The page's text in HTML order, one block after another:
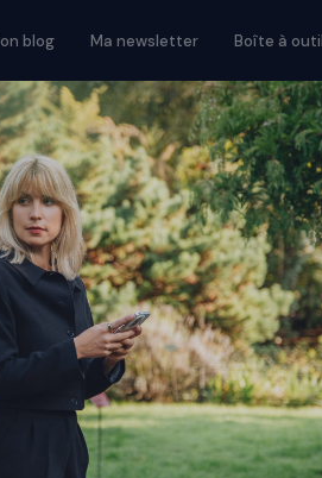
blog Ma newsletter Boîte à